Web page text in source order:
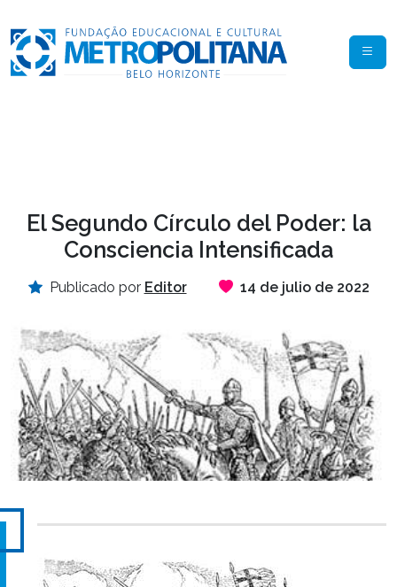
El Segundo Círculo del Poder: la
Consciencia Intensificada
Publicado por Editor 14 de julio de 2022